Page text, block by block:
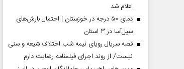
اعلام شد
دمای ۵۰ درجه در خوزستان | احتمال بارش‌های
سیل‌آسا در ۳ استان
قصه سریال رویای نیمه شب اختلاف شیعه و سنی
نیست/ از روند اجرای فیلمنامه رضایت دارم